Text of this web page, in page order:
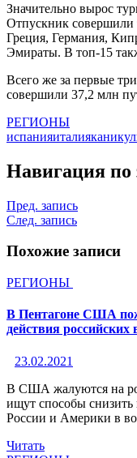
Значительно вырос
Отпускник совершили
Греция, Германия,
Эмираты. В топ-15
Всего же за первые
совершили 37,2 млн
РЕГИОНЫ
испанияиталия
Навигация по
Пред. запись
След. запись
Похожие записи
РЕГИОНЫ
В Пентагоне США
действия
23.02.2021
В США жалуются на
ищут способы снизить
России и Америки в
Читать